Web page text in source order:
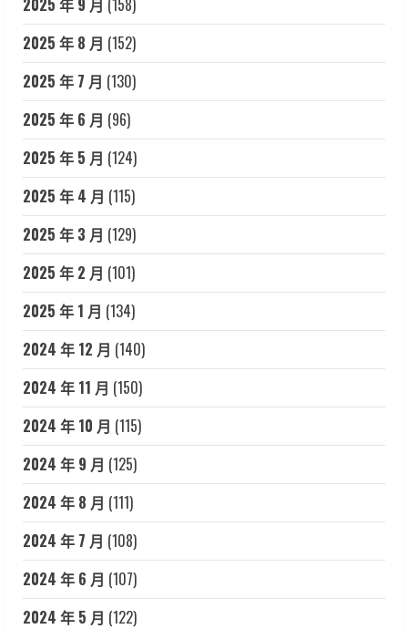
2025 年 9 月 (158)
2025 年 8 月 (152)
2025 年 7 月 (130)
2025 年 6 月 (96)
2025 年 5 月 (124)
2025 年 4 月 (115)
2025 年 3 月 (129)
2025 年 2 月 (101)
2025 年 1 月 (134)
2024 年 12 月 (140)
2024 年 11 月 (150)
2024 年 10 月 (115)
2024 年 9 月 (125)
2024 年 8 月 (111)
2024 年 7 月 (108)
2024 年 6 月 (107)
2024 年 5 月 (122)